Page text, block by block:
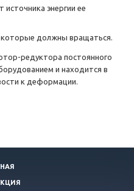
энергии ее
которые должны вращаться.
редуктора постоянного
и находится в
к деформации.